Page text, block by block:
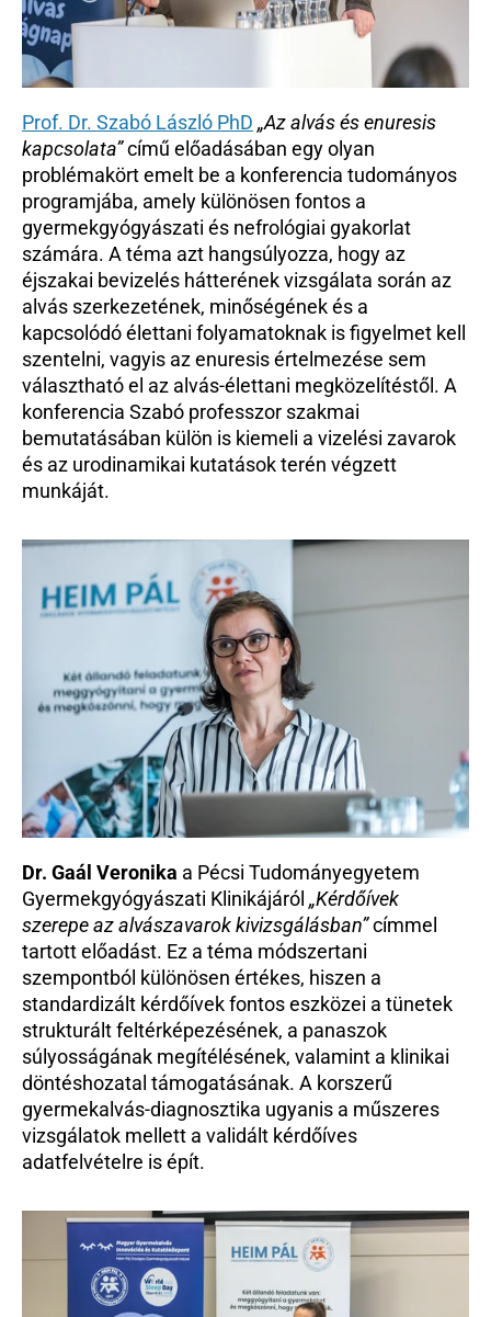
Prof. Dr. Szabó László PhD „Az alvás és enuresis
kapcsolata” című előadásában egy olyan
problémakört emelt be a konferencia tudományos
programjába, amely különösen fontos a
gyermekgyógyászati és nefrológiai gyakorlat
számára. A téma azt hangsúlyozza, hogy az
éjszakai bevizelés hátterének vizsgálata során az
alvás szerkezetének, minőségének és a
kapcsolódó élettani folyamatoknak is figyelmet kell
szentelni, vagyis az enuresis értelmezése sem
választható el az alvás-élettani megközelítéstől. A
konferencia Szabó professzor szakmai
bemutatásában külön is kiemeli a vizelési zavarok
és az urodinamikai kutatások terén végzett
munkáját.
Dr. Gaál Veronika a Pécsi Tudományegyetem
Gyermekgyógyászati Klinikájáról „Kérdőívek
szerepe az alvászavarok kivizsgálásban” címmel
tartott előadást. Ez a téma módszertani
szempontból különösen értékes, hiszen a
standardizált kérdőívek fontos eszközei a tünetek
strukturált feltérképezésének, a panaszok
súlyosságának megítélésének, valamint a klinikai
döntéshozatal támogatásának. A korszerű
gyermekalvás-diagnosztika ugyanis a műszeres
vizsgálatok mellett a validált kérdőíves
adatfelvételre is épít.